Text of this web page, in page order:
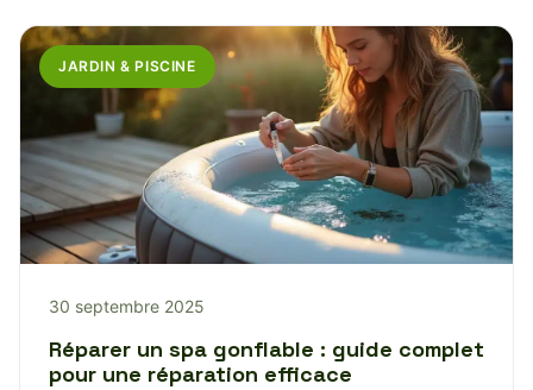
JARDIN & PISCINE
30 septembre 2025
Réparer un spa gonflable : guide complet
pour une réparation efficace